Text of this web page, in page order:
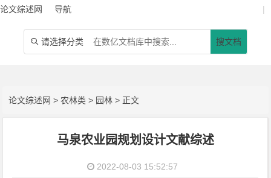
论文综述网 导航 |
 请选择分类 搜文档
论文综述网 >农林类 > 园林 > 正文
马泉农业园规划设计文献综述
2022-08-03 15:52:57